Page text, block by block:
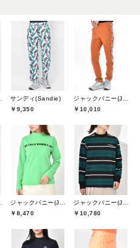
サンディ(Sandie)
￥9,350
￥10,010
￥8,470
￥10,780